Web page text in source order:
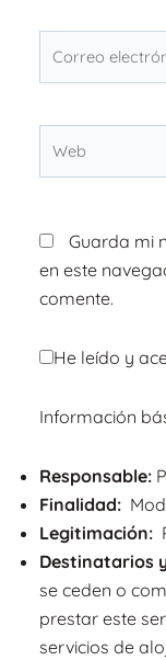
Guarda mi
en este
comente.
He leído y
Información
Responsable:
Finalidad:
Legitimación:
Destinatarios
se ceden o
prestar este
servicios de